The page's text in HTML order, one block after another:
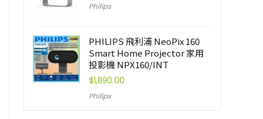
Philips
PHILIPS 飛利浦 NeoPix 160
Smart Home Projector 家用
投影機 NPX160/INT
$1,890.00
Philips